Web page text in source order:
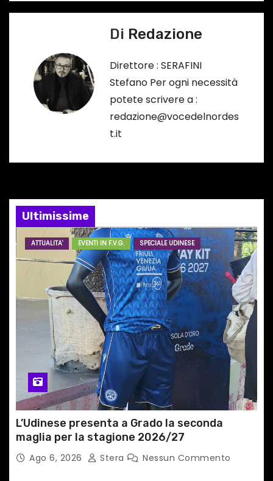
s
v
o
e
a
r
t
c
o
l
i
Di Redazione
Direttore : SERAFINI
Stefano Per ogni necessità
potete scrivere a :
redazione@vocedelnordes
t.it
Ultimissime
ATTUALITA' EVENTI IN F.V.G. SPECIALE UDINESE
L’Udinese presenta a Grado la seconda
maglia per la stagione 2026/27
Ago 6, 2026 Stera Nessun Commento